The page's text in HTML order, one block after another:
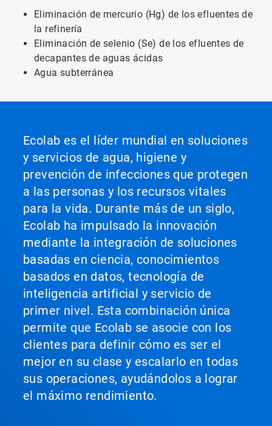
Eliminación de mercurio (Hg) de los efluentes de
la refinería
Eliminación de selenio (Se) de los efluentes de
decapantes de aguas ácidas
Agua subterránea
Ecolab es el líder mundial en soluciones
y servicios de agua, higiene y
prevención de infecciones que protegen
a las personas y los recursos vitales
para la vida. Durante más de un siglo,
Ecolab ha impulsado la innovación
mediante la integración de soluciones
basadas en ciencia, conocimientos
basados en datos, tecnología de
inteligencia artificial y servicio de
primer nivel. Esta combinación única
permite que Ecolab se asocie con los
clientes para definir cómo es ser el
mejor en su clase y escalarlo en todas
sus operaciones, ayudándolos a lograr
el máximo rendimiento.